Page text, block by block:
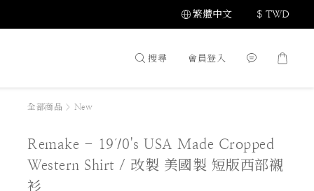
繁體中文 $ TWD
搜尋 會員登入
全部商品 > New
Remake - 1970's USA Made Cropped
Western Shirt / 改製 美國製 短版西部襯
衫